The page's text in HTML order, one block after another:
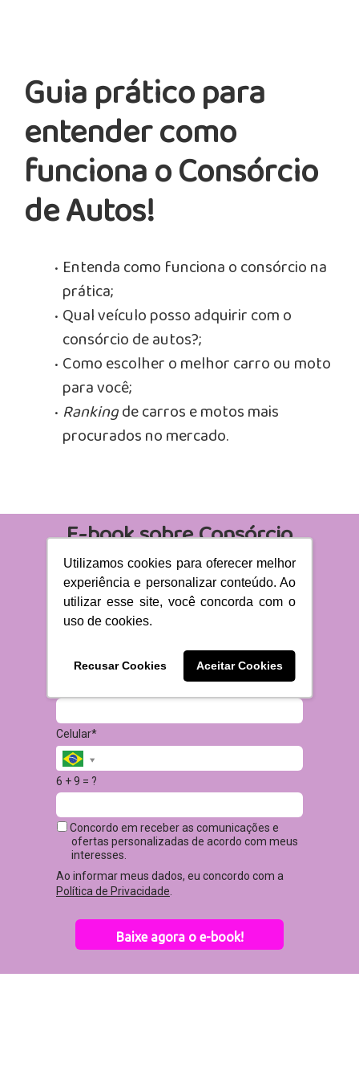
Utilizamos cookies para oferecer melhor
experiência e personalizar conteúdo. Ao
utilizar esse site, você concorda com o
uso de cookies.
Recusar Cookies Aceitar Cookies
Guia prático para
entender como
funciona o Consórcio
de Autos!
Entenda como funciona o consórcio na
prática;
Qual veículo posso adquirir com o
consórcio de autos?;
Como escolher o melhor carro ou moto
para você;
Rankingde carros e motos mais
procurados no mercado.
E-book sobre Consórcio
de Automóveis e Motos
Celular*
6 + 9 = ?
Concordo em receber as comunicações e
ofertas personalizadas de acordo com meus
interesses.
Ao informar meus dados, eu concordo com a
Política de Privacidade
Baixe agora o e-book!